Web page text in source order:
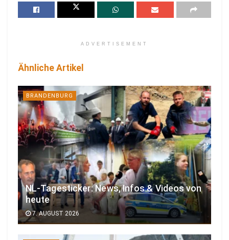
ADVERTISEMENT
Ähnliche Artikel
BRANDENBURG
NL-Tagesticker: News, Infos & Videos von
heute
7. AUGUST 2026